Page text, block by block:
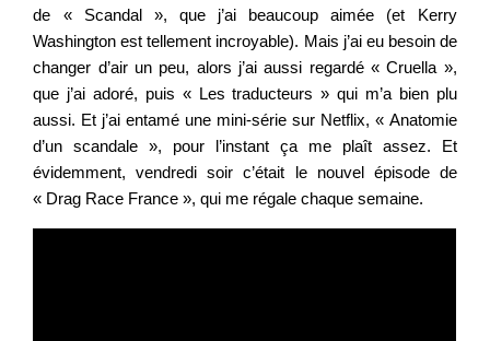
de « Scandal », que j’ai beaucoup aimée (et Kerry
Washington est tellement incroyable). Mais j’ai eu besoin de
changer d’air un peu, alors j’ai aussi regardé « Cruella »,
que j’ai adoré, puis « Les traducteurs » qui m’a bien plu
aussi. Et j’ai entamé une mini-série sur Netflix, « Anatomie
d’un scandale », pour l’instant ça me plaît assez. Et
évidemment, vendredi soir c’était le nouvel épisode de
« Drag Race France », qui me régale chaque semaine.